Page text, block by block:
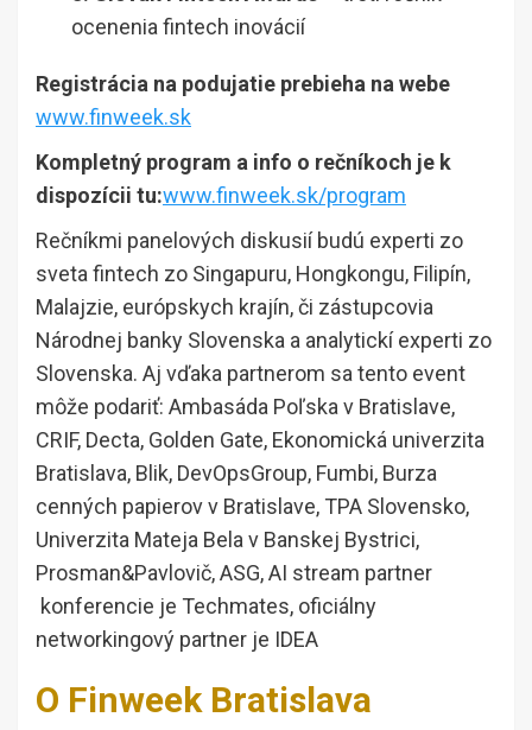
ocenenia fintech inovácií
Registrácia na podujatie prebieha na webe
www.finweek.sk
Kompletný program a info o rečníkoch je k
dispozícii tu:www.finweek.sk/program
Rečníkmi panelových diskusií budú experti zo
sveta fintech zo Singapuru, Hongkongu, Filipín,
Malajzie, európskych krajín, či zástupcovia
Národnej banky Slovenska a analytickí experti zo
Slovenska. Aj vďaka partnerom sa tento event
môže podariť: Ambasáda Poľska v Bratislave,
CRIF, Decta, Golden Gate, Ekonomická univerzita
Bratislava, Blik, DevOpsGroup, Fumbi, Burza
cenných papierov v Bratislave, TPA Slovensko,
Univerzita Mateja Bela v Banskej Bystrici,
Prosman&Pavlovič, ASG, AI stream partner
konferencie je Techmates, oficiálny
networkingový partner je IDEA
O Finweek Bratislava